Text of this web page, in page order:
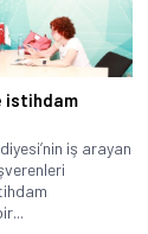
istihdam
iş arayan